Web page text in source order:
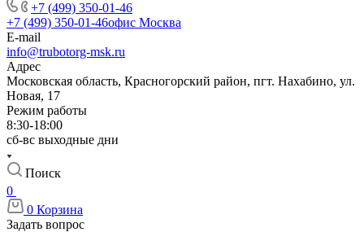
+7 (499) 350-01-46
+7 (499) 350-01-46офис Москва
E-mail
info@trubotorg-msk.ru
Адрес
Московская область, Красногорский район, пгт. Нахабино, ул.
Новая, 17
Режим работы
8:30-18:00
сб-вс выходные дни
Поиск
0
0 Корзина
Задать вопрос